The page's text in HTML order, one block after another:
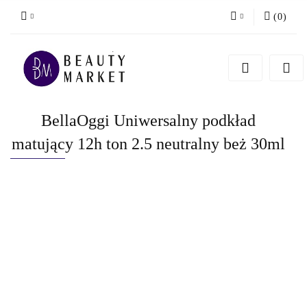
Zarejestruj się
(0)
BellaOggi Uniwersalny podkład
matujący 12h ton 2.5 neutralny beż 30ml